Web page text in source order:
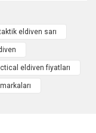
eldiven sarı
eldiven fiyatları